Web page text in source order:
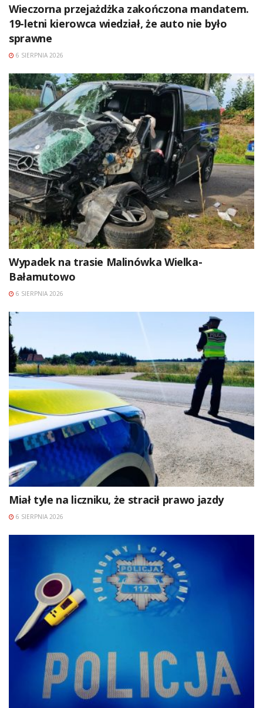
Wieczorna przejażdżka zakończona mandatem.
19-letni kierowca wiedział, że auto nie było
sprawne
6 SIERPNIA 2026
Wypadek na trasie Malinówka Wielka-
Bałamutowo
6 SIERPNIA 2026
Miał tyle na liczniku, że stracił prawo jazdy
6 SIERPNIA 2026